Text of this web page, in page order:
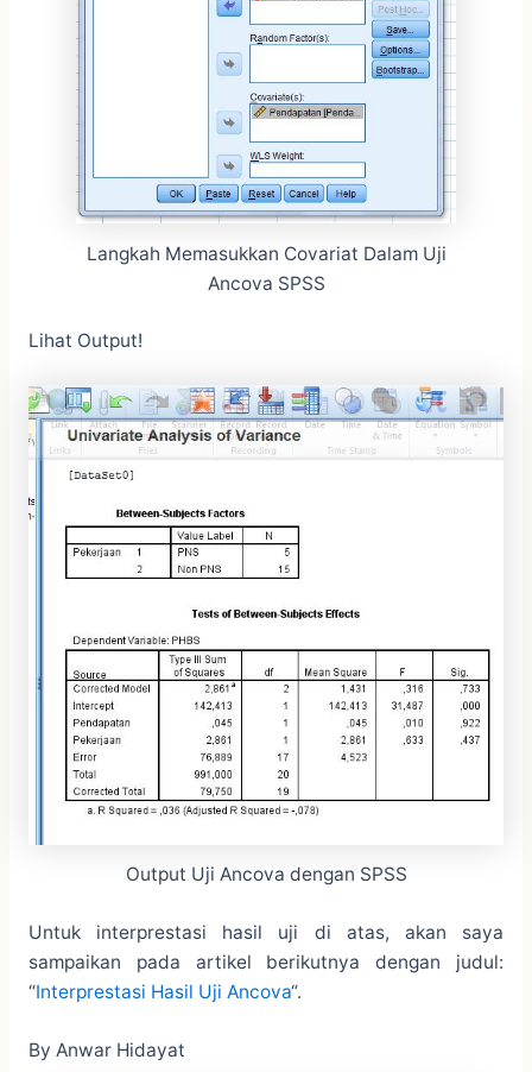
Langkah Memasukkan Covariat Dalam Uji
Ancova SPSS
Lihat Output!
Output Uji Ancova dengan SPSS
Untuk interprestasi hasil uji di atas, akan saya
sampaikan pada artikel berikutnya dengan judul:
“Interprestasi Hasil Uji Ancova“.
By Anwar Hidayat